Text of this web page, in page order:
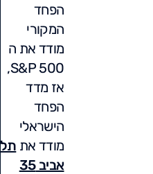
הפחד
המקורי
מודד את ה
S&P 500,
אז מדד
הפחד
הישראלי
מודד את תל
אביב 35